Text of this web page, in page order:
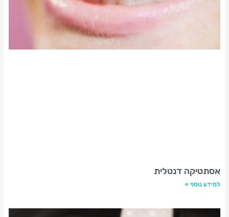
אסתטיקה דנטלית
למידע נוסף »